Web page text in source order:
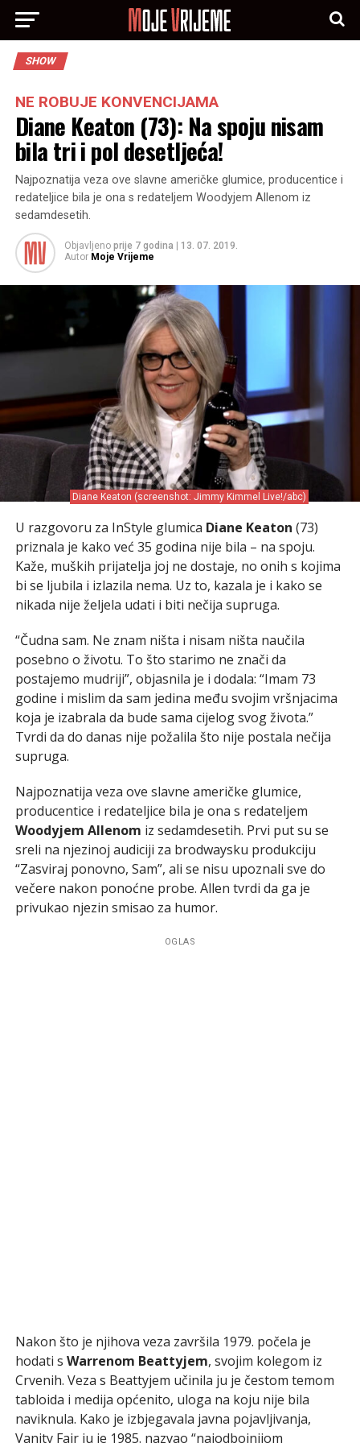
SHOW
NE ROBUJE KONVENCIJAMA
Diane Keaton (73): Na spoju nisam
bila tri i pol desetljeća!
Najpoznatija veza ove slavne američke glumice, producentice i
redateljice bila je ona s redateljem Woodyjem Allenom iz
sedamdesetih.
Objavljeno prije 7 godina
13. 07. 2019.
Autor Moje Vrijeme
Diane Keaton (screenshot: Jimmy Kimmel Live!/abc)
U razgovoru za InStyle glumica Diane Keaton (73)
priznala je kako već 35 godina nije bila – na spoju.
Kaže, muških prijatelja joj ne dostaje, no onih s kojima
bi se ljubila i izlazila nema. Uz to, kazala je i kako se
nikada nije željela udati i biti nečija supruga.
“Čudna sam. Ne znam ništa i nisam ništa naučila
posebno o životu. To što starimo ne znači da
postajemo mudriji”, objasnila je i dodala: “Imam 73
godine i mislim da sam jedina među svojim vršnjacima
koja je izabrala da bude sama cijelog svog života.”
Tvrdi da do danas nije požalila što nije postala nečija
supruga.
Najpoznatija veza ove slavne američke glumice,
producentice i redateljice bila je ona s redateljem
Woodyjem Allenom iz sedamdesetih. Prvi put su se
sreli na njezinoj audiciji za brodwaysku produkciju
“Zasviraj ponovno, Sam”, ali se nisu upoznali sve do
večere nakon ponoćne probe. Allen tvrdi da ga je
privukao njezin smisao za humor.
OGLAS
Nakon što je njihova veza završila 1979. počela je
hodati s Warrenom Beattyjem, svojim kolegom iz
Crvenih. Veza s Beattyjem učinila ju je čestom temom
tabloida i medija općenito, uloga na koju nije bila
naviknula. Kako je izbjegavala javna pojavljivanja,
Vanity Fair ju je 1985. nazvao “najodbojnijom